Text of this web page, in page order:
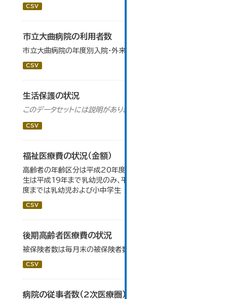
CSV
市立大曲病院の利用者数
市立大曲病院の年度別入院・外来患者数です。
CSV
生活保護の状況
このデータセットには説明がありません
CSV
福祉医療費の状況（金額）
高齢者の年齢区分は平成20年度から変更 乳幼児・小中高
生は平成19年まで乳幼児のみ、平成20年度から令和元年
度までは乳幼児および小中学生
CSV
後期高齢者医療費の状況
被保険者数は毎月末の被保険者数の平均値（４月～３月）
CSV
病院の従事者数（2次医療圏）